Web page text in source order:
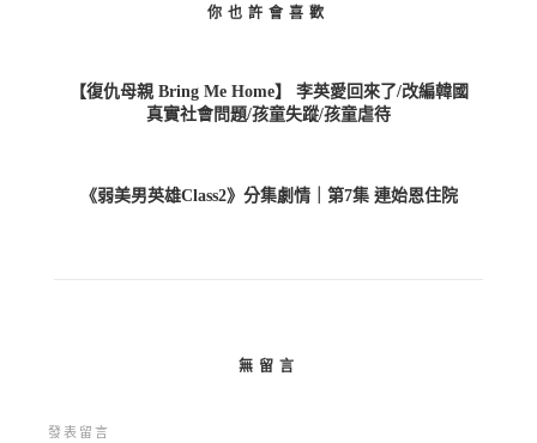
你也許會喜歡
【復仇母親 Bring Me Home】 李英愛回來了/改編韓國
真實社會問題/孩童失蹤/孩童虐待
《弱美男英雄Class2》分集劇情｜第7集 連始恩住院
無留言
發表留言